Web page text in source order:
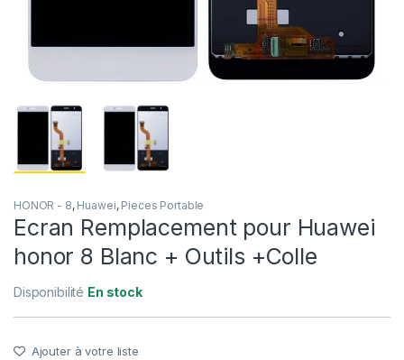
HONOR - 8, Huawei, Pieces Portable
Ecran Remplacement pour Huawei
honor 8 Blanc + Outils +Colle
Disponibilité En stock
Ajouter à votre liste